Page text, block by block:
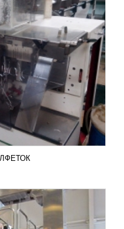
СЫПУЧИХ
конфеты, пряники,
относятся к
для производства
Добавить в сравнение